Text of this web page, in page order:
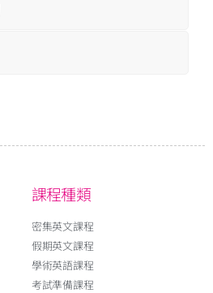
課程種類
密集英文課程
假期英文課程
學術英語課程
考試準備課程